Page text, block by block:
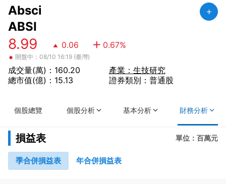
Absci
ABSI
8.99 0.06 0.67%
• 開盤中：08/10 16:19 (臺灣)
成交量(萬)：160.20
總市值(億)：15.13
產業：生技研究
證券類別：普通股
個股總覽 個股分析 基本分析 財務分析
損益表 單位：百萬元
季合併損益表 年合併損益表